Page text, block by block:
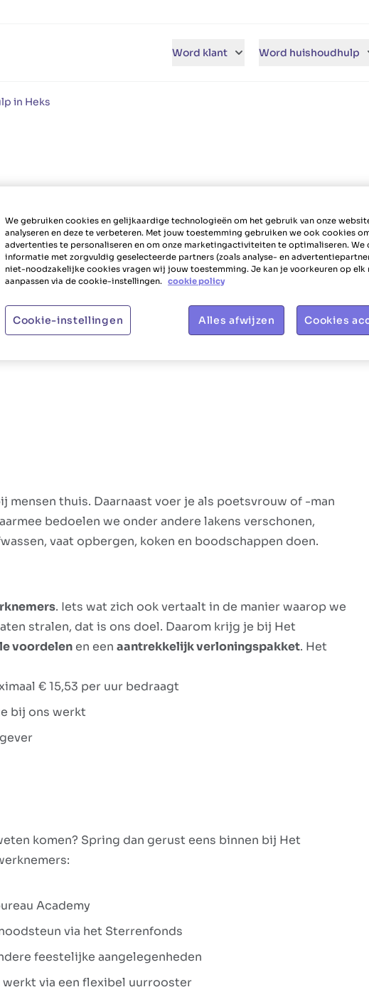
Word klant Word huishoudhulp
in Heks
vacature te solliciteren.
dan niet om te solliciteren
en geniet van een
mensen thuis. Daarnaast voer je als poetsvrouw of -man
bedoelen we onder andere lakens verschonen,
vaat opbergen, koken en boodschappen doen.
. Iets wat zich ook vertaalt in de manier waarop we
stralen, dat is ons doel. Daarom krijg je bij Het
voordelenen een aantrekkelijk verloningspakket. Het
€ 15,53 per uur bedraagt
bij ons werkt
komen? Spring dan gerust eens binnen bij Het
Academy
via het Sterrenfonds
feestelijke aangelegenheden
werkt via een flexibel uurrooster
We gebruiken cookies en gelijkaardige technologieën om het gebruik van onze
analyseren en deze te verbeteren. Met jouw toestemming gebruiken we ook cookies
advertenties te personaliseren en om onze marketingactiviteiten te optimaliseren. We
informatie met zorgvuldig geselecteerde partners (zoals analyse- en
niet-noodzakelijke cookies vragen wij jouw toestemming. Je kan je voorkeuren op elk
aanpassen via de cookie-instellingen. cookie policy
Alles afwijzen Cookies
Cookie-instellingen